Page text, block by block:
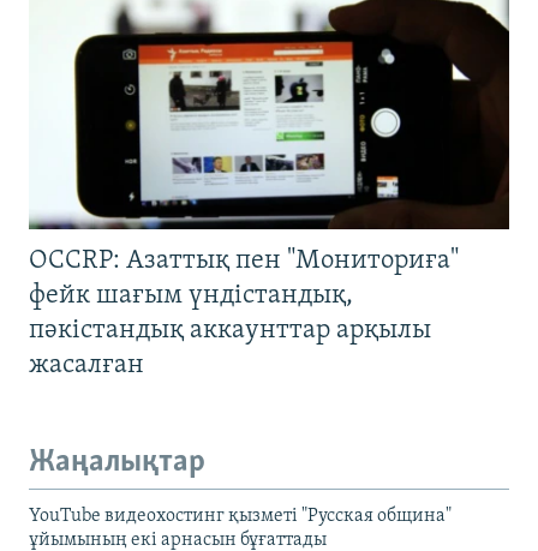
OCCRP: Азаттық пен "Мониториға"
фейк шағым үндістандық,
пәкістандық аккаунттар арқылы
жасалған
Жаңалықтар
YouTube видеохостинг қызметі "Русская община"
ұйымының екі арнасын бұғаттады